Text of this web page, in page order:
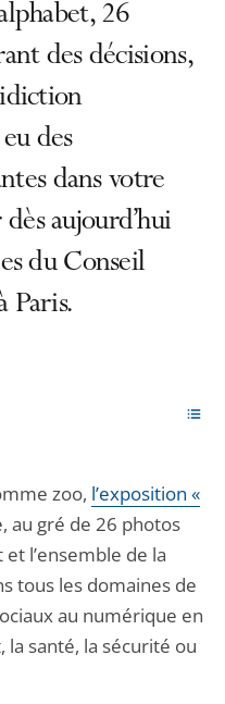
26
des décisions,
des
dans votre
aujourd’hui
du Conseil
Paris.
zoo, l’exposition «
au gré de 26 photos
et l’ensemble de la
tous les domaines de
au numérique en
la santé, la sécurité ou